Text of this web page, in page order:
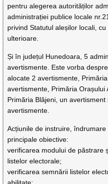
pentru alegerea autorităților
administrației publice locale
privind Statutul aleșilor locali,
ulterioare.
Și în județul Hunedoara, 5
avertismente. Este vorba
alocate 2 avertismente,
avertismente, Primăria Orașului
Primăria Blăjeni, un
avertismente.
Acțiunile de instruire,
principale obiective:
verificarea modului de păstrare
listelor electorale;
verificarea semnării listelor